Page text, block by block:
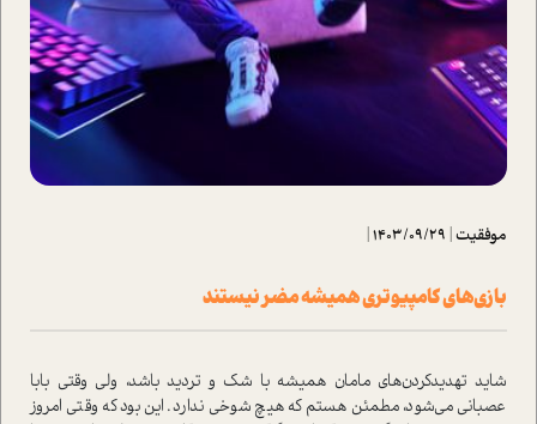
موفقیت|
1403/09/29
|
بازی‌های کامپیوتری همیشه مضر نیستند
شاید تهدید‌کردن‌های مامان همیشه با شک و تردید باشد، ولی وقتی بابا
عصبانی می‌شود، مطمئن هستم که هیچ شوخی ندارد. این بود که وقتی امروز